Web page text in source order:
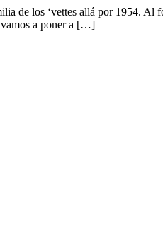
de los ‘vettes allá por 1954.
vamos a poner a […]